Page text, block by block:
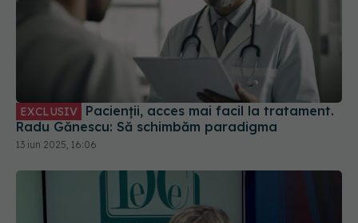
EXCLUSIV
Radu Gănescu: Să schimbăm paradigma
13 iun 2025, 16:06